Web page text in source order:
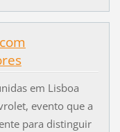
em Lisboa
evento que a
para distinguir